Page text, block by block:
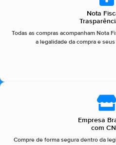
Nota
Todas as compras acompanham Nota
a legalidade da compra e
Empresa
com
Compre de forma segura dentro da